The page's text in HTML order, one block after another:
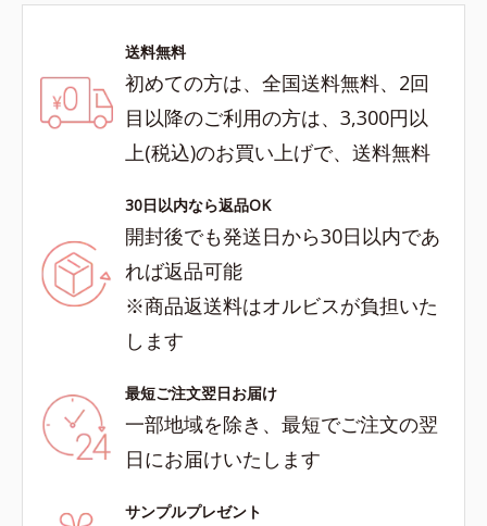
送料無料
初めての方は、全国送料無料、2回
目以降のご利用の方は、3,300円以
上(税込)のお買い上げで、送料無料
30日以内なら返品OK
開封後でも発送日から30日以内であ
れば返品可能
※商品返送料はオルビスが負担いた
します
最短ご注文翌日お届け
一部地域を除き、最短でご注文の翌
日にお届けいたします
サンプルプレゼント